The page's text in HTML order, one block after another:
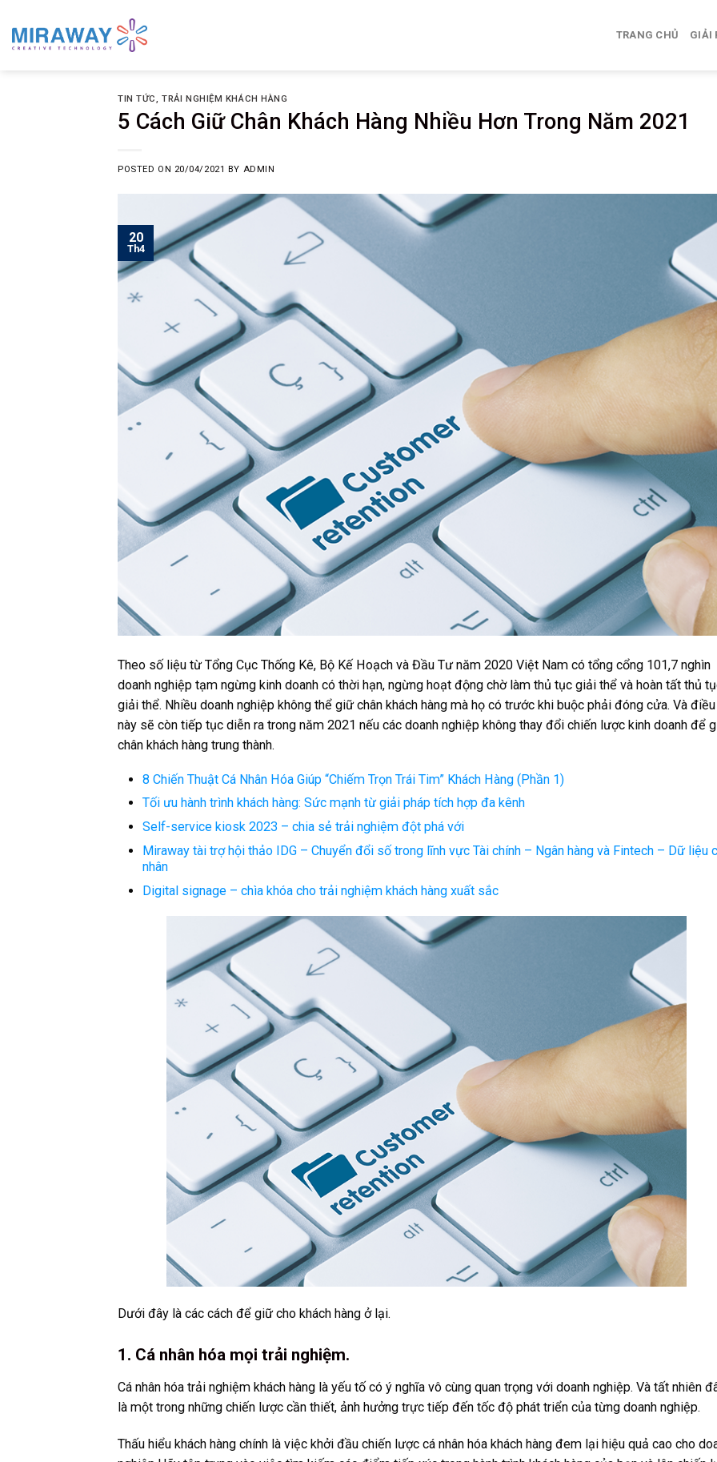
content
TRANG CHỦ GIẢI
TIN TỨC,TRẢI NGHIỆM KHÁCH HÀNG
5 Cách Giữ Chân Khách Hàng Nhiều Hơn Trong Năm 2021
POSTED ON 20/04/2021 BY ADMIN
20
Th4
Theo số liệu từ Tổng Cục Thống Kê, Bộ Kế Hoạch và Đầu Tư năm 2020 Việt Nam có tổng cổng 101,7 nghìn
doanh nghiệp tạm ngừng kinh doanh có thời hạn, ngừng hoạt động chờ làm thủ tục giải thể và hoàn tất thủ
giải thể. Nhiều doanh nghiệp không thể giữ chân khách hàng mà họ có trước khi buộc phải đóng cửa. Và điều
này sẽ còn tiếp tục diễn ra trong năm 2021 nếu các doanh nghiệp không thay đổi chiến lược kinh doanh để
chân khách hàng trung thành.
8 Chiến Thuật Cá Nhân Hóa Giúp “Chiếm Trọn Trái Tim” Khách Hàng (Phần 1)
Tối ưu hành trình khách hàng: Sức mạnh từ giải pháp tích hợp đa kênh
Self-service kiosk 2023 – chia sẻ trải nghiệm đột phá với
Miraway tài trợ hội thảo IDG – Chuyển đổi số trong lĩnh vực Tài chính – Ngân hàng và Fintech – Dữ liệu
nhân
Digital signage – chìa khóa cho trải nghiệm khách hàng xuất sắc
Dưới đây là các cách để giữ cho khách hàng ở lại.
1. Cá nhân hóa mọi trải nghiệm.
Cá nhân hóa trải nghiệm khách hàng là yếu tố có ý nghĩa vô cùng quan trọng với doanh nghiệp. Và tất nhiên
là một trong những chiến lược cần thiết, ảnh hưởng trực tiếp đến tốc độ phát triển của từng doanh nghiệp.
Thấu hiểu khách hàng chính là việc khởi đầu chiến lược cá nhân hóa khách hàng đem lại hiệu quả cao cho